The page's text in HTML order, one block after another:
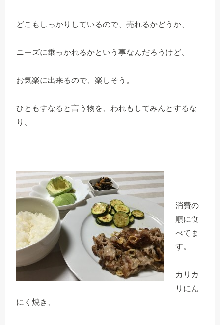
どこもしっかりしているので、売れるかどうか、
ニーズに乗っかれるかという事なんだろうけど、
お気楽に出来るので、楽しそう。
ひともすなると言う物を、われもしてみんとするな
り、
消費の
順に食
べてま
す。
カリカ
リにん
にく焼き、